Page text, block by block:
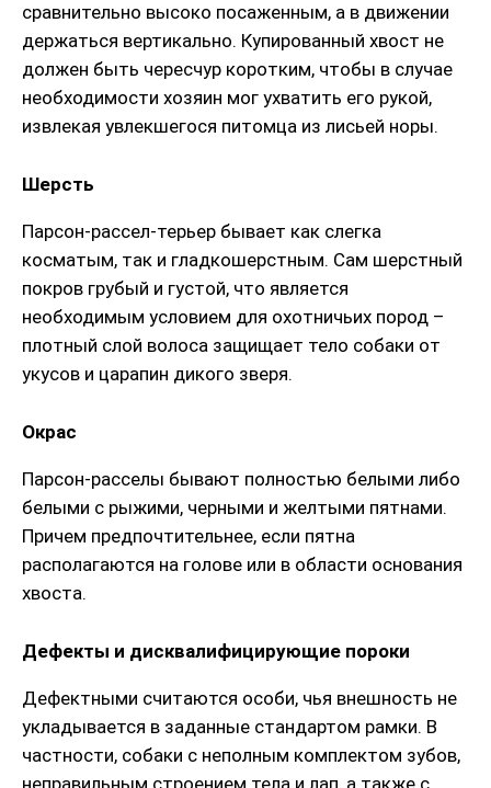
сравнительно высоко посаженным, а в движении
держаться вертикально. Купированный хвост не
должен быть чересчур коротким, чтобы в случае
необходимости хозяин мог ухватить его рукой,
извлекая увлекшегося питомца из лисьей норы.
Шерсть
Парсон-рассел-терьер бывает как слегка
косматым, так и гладкошерстным. Сам шерстный
покров грубый и густой, что является
необходимым условием для охотничьих пород –
плотный слой волоса защищает тело собаки от
укусов и царапин дикого зверя.
Окрас
Парсон-расселы бывают полностью белыми либо
белыми с рыжими, черными и желтыми пятнами.
Причем предпочтительнее, если пятна
располагаются на голове или в области основания
хвоста.
Дефекты и дисквалифицирующие пороки
Дефектными считаются особи, чья внешность не
укладывается в заданные стандартом рамки. В
частности, собаки с неполным комплектом зубов,
неправильным строением тела и лап, а также с